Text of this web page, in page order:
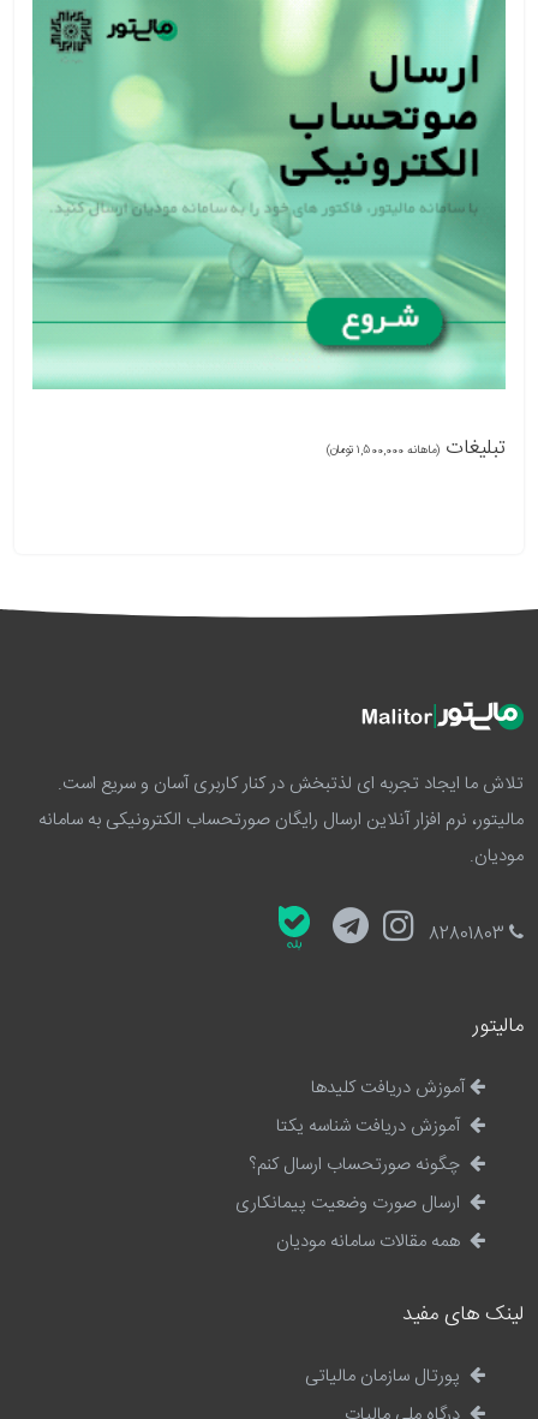
تبلیغات (ماهانه 1,500,000 تومان)
تلاش ما ایجاد تجربه ای لذتبخش در کنار کاربری آسان و سریع است.
مالیتور، نرم افزار آنلاین ارسال رایگان صورتحساب الکترونیکی به سامانه
مودیان.
مالیتور
آموزش دریافت کلیدها
آموزش دریافت شناسه یکتا
چگونه صورتحساب ارسال کنم؟
ارسال صورت وضعیت پیمانکاری
همه مقالات سامانه مودیان
لینک های مفید
پورتال سازمان مالیاتی